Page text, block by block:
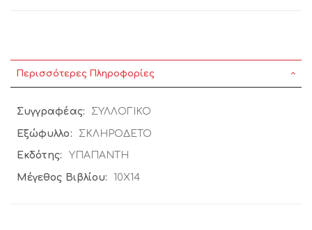
Περισσότερες Πληροφορίες
Περισσότερες
Πληροφορίες
ΣΥΛΛΟΓΙΚΟ
ΣΚΛΗΡΟΔΕΤΟ
ΥΠΑΠΑΝΤΗ
10Χ14